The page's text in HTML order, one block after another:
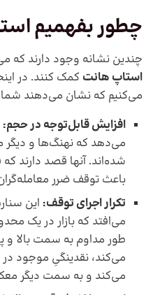
چطور بفهمیم
چندین نشانه وجود دارند که
استاپ هانت کمک کنند. در
می‌کنیم که نشان می‌دهند شما
افزایش قابل‌توجه در حجم:
می‌دهد که نهنگ‌ها و دیگر
شده‌اند. آنها قصد دارند
باعث توقف ضرر
تکرار اجرای توقف: این
می‌افتد که بازار در یک
طور مداوم به سمت بالا و
می‌کند، نقدینگیِ موجود در
می‌کند و به سمت دیگر